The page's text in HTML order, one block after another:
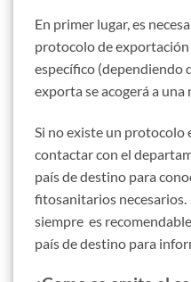
En primer lugar, es
protocolo de
específico (dependiendo
exporta se acogerá a
Si no existe un protocolo
contactar con el
país de destino para
fitosanitarios necesarios.
siempre es
país de destino para